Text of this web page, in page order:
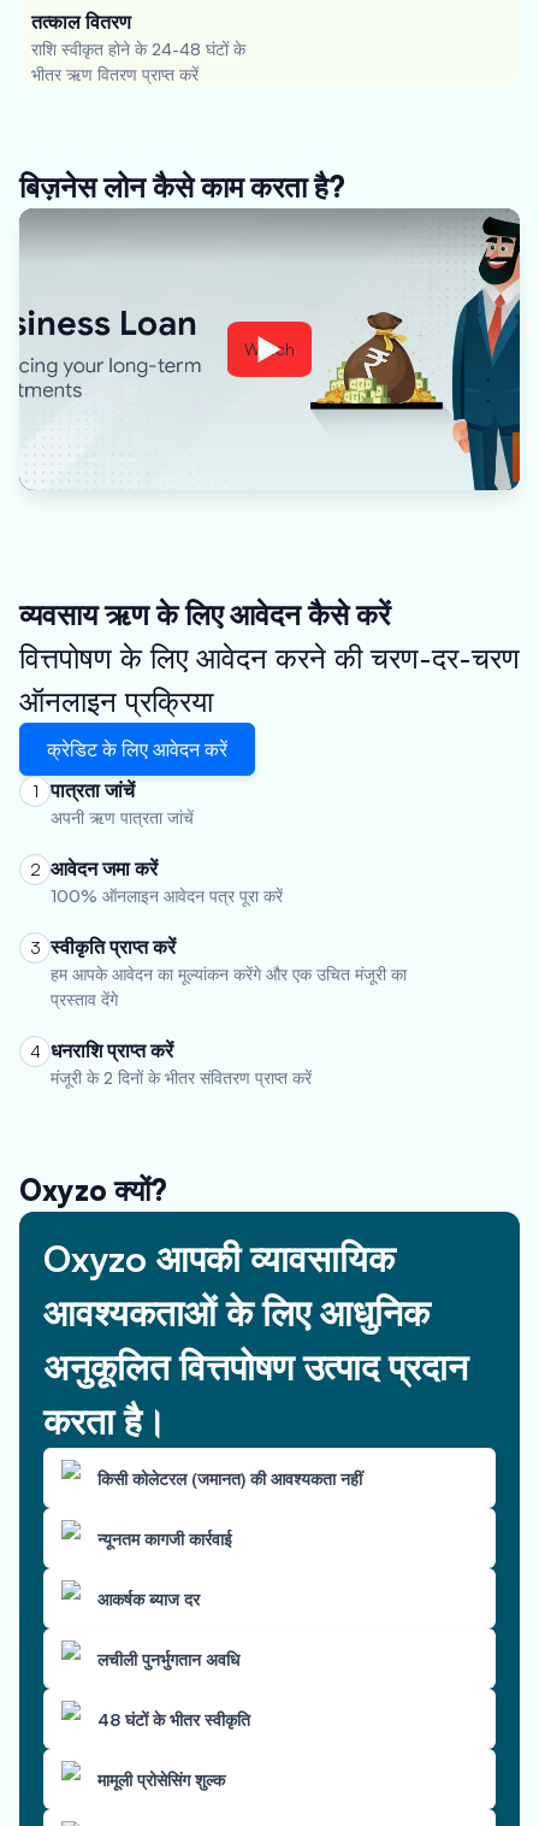
तत्काल वितरण
राशि स्वीकृत होने के 24-48 घंटों के
भीतर ऋण वितरण प्राप्त करें
बिज़नेस लोन कैसे काम करता है?
Watch
व्यवसाय ऋण के लिए आवेदन कैसे करें
वित्तपोषण के लिए आवेदन करने की चरण-दर-चरण
ऑनलाइन प्रक्रिया
क्रेडिट के लिए आवेदन करें
1 पात्रता जांचें
अपनी ऋण पात्रता जांचें
2 आवेदन जमा करें
100% ऑनलाइन आवेदन पत्र पूरा करें
3 स्वीकृति प्राप्त करें
हम आपके आवेदन का मूल्यांकन करेंगे और एक उचित मंजूरी का
प्रस्ताव देंगे
4 धनराशि प्राप्त करें
मंजूरी के 2 दिनों के भीतर संवितरण प्राप्त करें
Oxyzo क्यों?
Oxyzo आपकी व्यावसायिक
आवश्यकताओं के लिए आधुनिक
अनुकूलित वित्तपोषण उत्पाद प्रदान
करता है।
किसी कोलेटरल (जमानत) की आवश्यकता नहीं
न्यूनतम कागजी कार्रवाई
आकर्षक ब्याज दर
लचीली पुनर्भुगतान अवधि
48 घंटों के भीतर स्वीकृति
मामूली प्रोसेसिंग शुल्क